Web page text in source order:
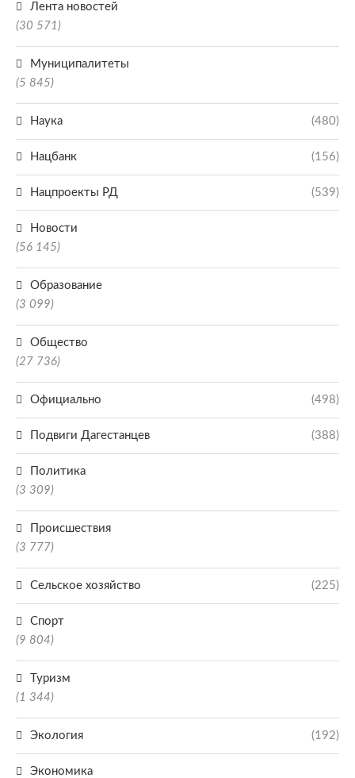
Лента новостей
(30 571)
Муниципалитеты
(5 845)
Наука (480)
Нацбанк (156)
Нацпроекты РД (539)
Новости
(56 145)
Образование
(3 099)
Общество
(27 736)
Официально (498)
Подвиги Дагестанцев (388)
Политика
(3 309)
Происшествия
(3 777)
Сельское хозяйство (225)
Спорт
(9 804)
Туризм
(1 344)
Экология (192)
Экономика